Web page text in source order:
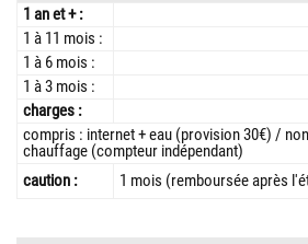
1 an et + :
1 à 11 mois :
1 à 6 mois :
1 à 3 mois :
charges :
compris : internet + eau (provision 30€) /
chauffage (compteur indépendant)
caution :
1 mois (remboursée après